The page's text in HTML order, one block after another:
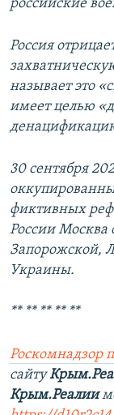
российские
Россия
называет это
имеет целью
30 сентября
фиктивных
России Москва
Запорожской,
Украины.
** ** ** ** **
Роскомнадзор
сайту
Крым.Реалии